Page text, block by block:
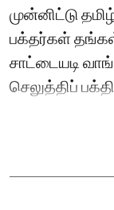
முன்னிட்டு
பக்தர்கள்
சாட்டையடி
செலுத்திப்